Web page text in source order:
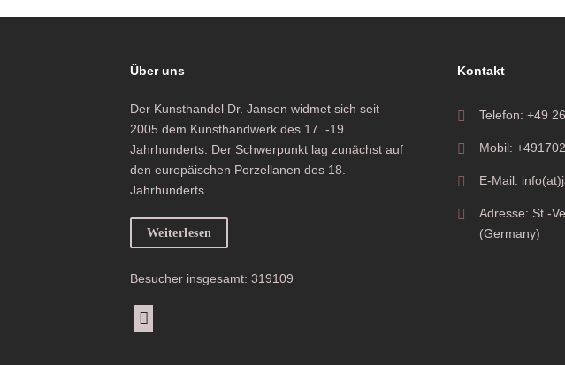
Über uns
Der Kunsthandel Dr. Jansen widmet sich seit
2005 dem Kunsthandwerk des 17. -19.
Jahrhunderts. Der Schwerpunkt lag zunächst auf
den europäischen Porzellanen des 18.
Jahrhunderts.
Weiterlesen
Besucher insgesamt: 319109
Kontakt
Telefon: +49
Mobil:
E-Mail:
Adresse: St.-
(Germany)